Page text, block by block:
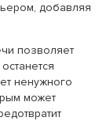
добавляя
позволяет
ненужного
может